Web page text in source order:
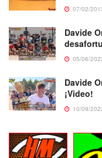
07/02/
Davide
05/06/
Davide
¡Video!
10/09/